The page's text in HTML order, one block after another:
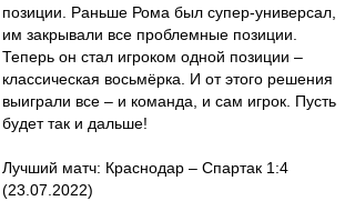
позиции. Раньше Рома был супер-универсал,
им закрывали все проблемные позиции.
Теперь он стал игроком одной позиции –
классическая восьмёрка. И от этого решения
выиграли все – и команда, и сам игрок. Пусть
будет так и дальше!
Лучший матч: Краснодар – Спартак 1:4
(23.07.2022)